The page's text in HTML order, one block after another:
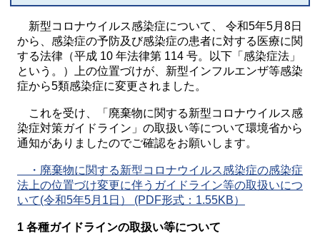
新型コロナウイルス感染症について、 令和5年5月8日
から、感染症の予防及び感染症の患者に対する医療に関
する法律（平成 10 年法律第 114 号。以下「感染症法」
という。）上の位置づけが、新型インフルエンザ等感染
症から5類感染症に変更されました。
これを受け、「廃棄物に関する新型コロナウイルス感
染症対策ガイドライン」の取扱い等について環境省から
通知がありましたのでご確認をお願いします。
・廃棄物に関する新型コロナウイルス感染症の感染症
法上の位置づけ変更に伴うガイドライン等の取扱いにつ
いて(令和5年5月1日） (PDF形式：1.55KB）
1 各種ガイドラインの取扱い等について